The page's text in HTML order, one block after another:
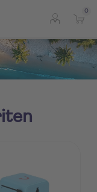
0